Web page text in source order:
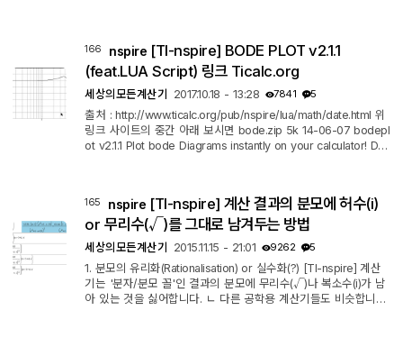
크에 동영상으로 나오니 참고하세요. (동영상이 Adobe flash 라
서 현재 재생이 불가능합니다) 2개의 파일(specfunc.tns, utils.tn
166 nspire [TI-nspire] BODE PLOT v2.1.1
(feat.LUA Script) 링크 Ticalc.org
세상의모든계산기 2017.10.18 - 13:28 7841 5
출처 : http://www.ticalc.org/pub/nspire/lua/math/date.html 위
링크 사이트의 중간 아래 보시면 bode.zip 5k 14-06-07 bodepl
ot v2.1.1 Plot bode Diagrams instantly on your calculator! Def
(i는 허수기호로 소문자 i와 구별) 그 외에 xstart, xend, ystart, y
end, ystartp, yendp, step 등을 직접 지정할 수 있습니다. (방향
165 nspire [TI-nspire] 계산 결과의 분모에 허수(i)
or 무리수(√)를 그대로 남겨두는 방법
세상의모든계산기 2015.11.15 - 21:01 9262 5
1. 분모의 유리화(Rationalisation) or 실수화(?) [TI-nspire] 계산
기는 '분자/분모 꼴'인 결과의 분모에 무리수(√)나 복소수(i)가 남
아 있는 것을 싫어합니다. ㄴ 다른 공학용 계산기들도 비슷합니다.